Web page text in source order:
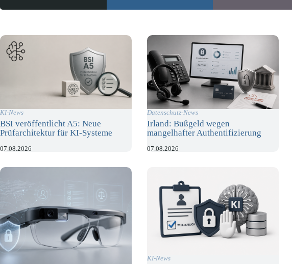
KI-News
BSI veröffentlicht A5: Neue
Prüfarchitektur für KI-Systeme
07.08.2026
Datenschutz-News
Irland: Bußgeld wegen
mangelhafter Authentifizierung
07.08.2026
KI-News